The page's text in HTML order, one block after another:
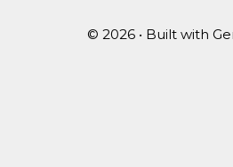
© 2026 • Built with